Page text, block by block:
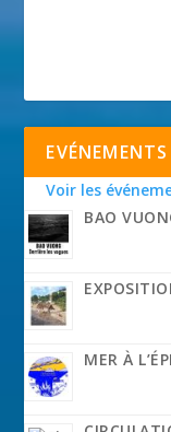
EVÉNEMENTS
Voir les
BAO
MER À